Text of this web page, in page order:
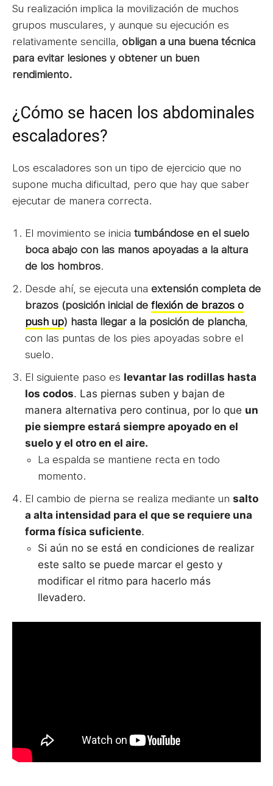
Su realización implica la movilización de muchos
grupos musculares, y aunque su ejecución es
relativamente sencilla, obligan a una buena técnica
para evitar lesiones y obtener un buen
rendimiento.
¿Cómo se hacen los abdominales
escaladores?
Los escaladores son un tipo de ejercicio que no
supone mucha dificultad, pero que hay que saber
ejecutar de manera correcta.
El movimiento se inicia tumbándose en el suelo
boca abajo con las manos apoyadas a la altura
de los hombros.
Desde ahí, se ejecuta una extensión completa de
brazos (posición inicial de flexión de brazos o
push up) hasta llegar a la posición de plancha
con las puntas de los pies apoyadas sobre el
suelo.
El siguiente paso es levantar las rodillas hasta
los codos. Las piernas suben y bajan de
manera alternativa pero continua, por lo que un
pie siempre estará siempre apoyado en el
suelo y el otro en el aire.
La espalda se mantiene recta en todo
momento.
El cambio de pierna se realiza mediante un salto
a alta intensidad para el que se requiere una
forma física suficiente.
Si aún no se está en condiciones de realizar
este salto se puede marcar el gesto y
modificar el ritmo para hacerlo más
llevadero.